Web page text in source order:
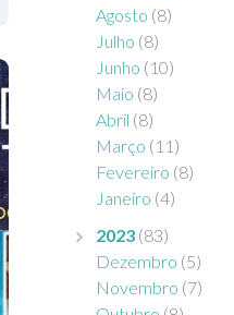
Agosto (8)
Julho (8)
Junho (10)
Maio (8)
Abril (8)
Março (11)
Fevereiro (8)
Janeiro (4)
2023 (83)
Dezembro (5)
Novembro (7)